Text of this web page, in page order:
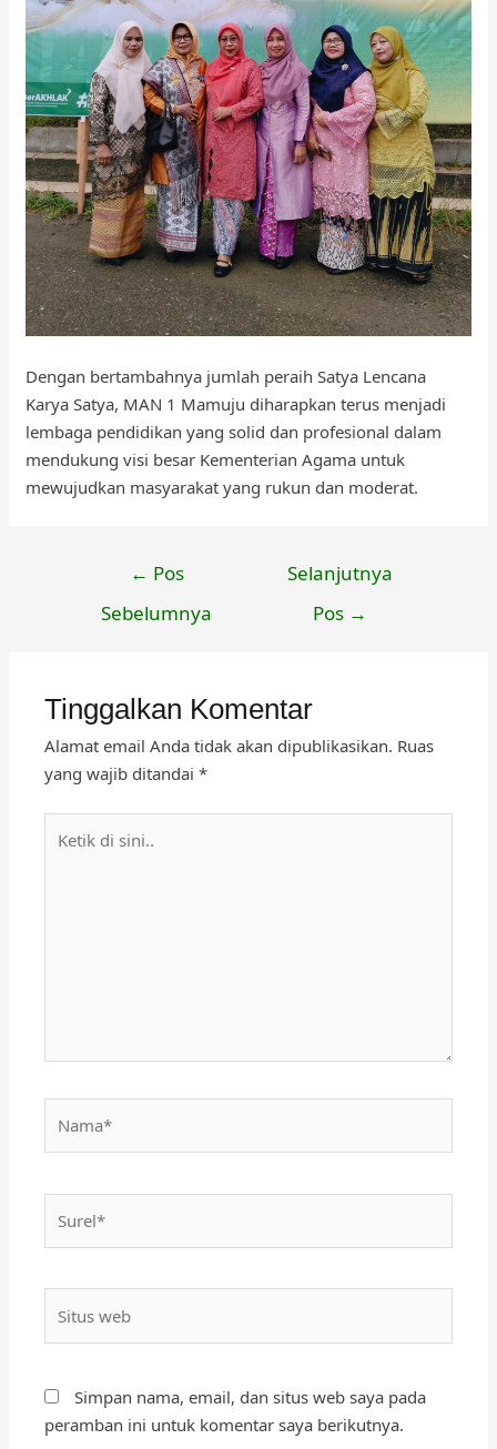
Dengan bertambahnya jumlah peraih Satya Lencana
Karya Satya, MAN 1 Mamuju diharapkan terus menjadi
lembaga pendidikan yang solid dan profesional dalam
mendukung visi besar Kementerian Agama untuk
mewujudkan masyarakat yang rukun dan moderat.
← Pos
Sebelumnya
Selanjutnya
Pos →
Tinggalkan Komentar
Alamat email Anda tidak akan dipublikasikan. Ruas
yang wajib ditandai*
web
Simpan nama, email, dan situs web saya pada
peramban ini untuk komentar saya berikutnya.